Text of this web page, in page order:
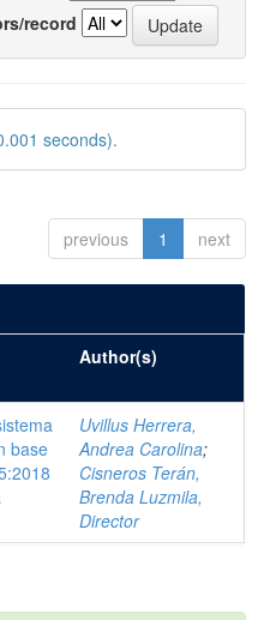
record
seconds).
previous 1 next
Author(s)
base
Uvillus Herrera,
Andrea Carolina;
Cisneros Terán,
Brenda Luzmila,
Director